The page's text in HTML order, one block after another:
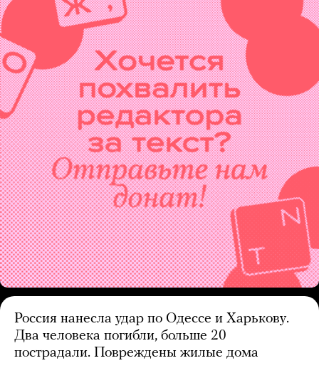
Россия нанесла удар по Одессе и Харькову.
Два человека погибли, больше 20
пострадали. Повреждены жилые дома